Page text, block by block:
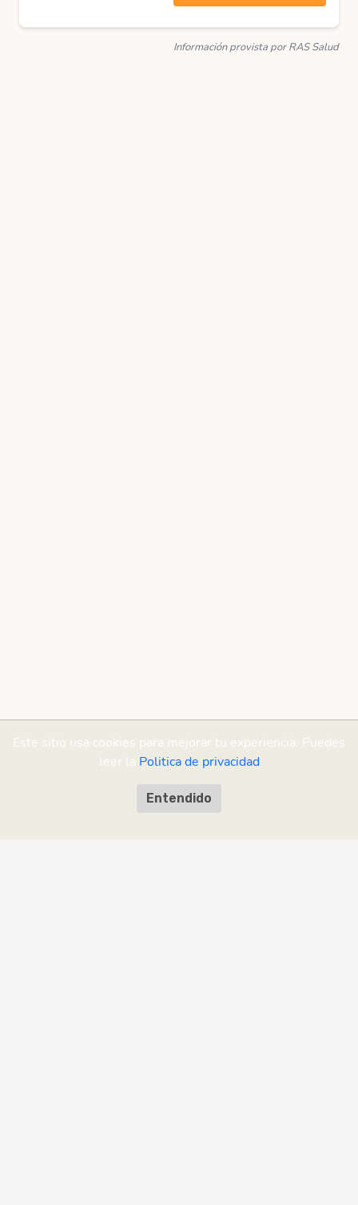
Información provista por RAS Salud
Este sitio usa cookies para mejorar tu experiencia. Puedes
leer la Politica de privacidad
Entendido